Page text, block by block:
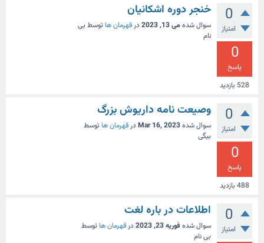
0
امتیاز
0
پاسخ
528 بازدید
خنجر دوره اشکانیان
سوال شدهمی 13, 2023 در قهرمان ها توسط بی
نام
0
امتیاز
0
پاسخ
488 بازدید
وصیعت نامه داریوش بزرگ
سوال شدهMar 16, 2023 در قهرمان ها توسط
بیگی
0
امتیاز
اطلاعات در باره لغت
سوال شده فوریه 23, 2023 در قهرمان ها توسط
بی نام